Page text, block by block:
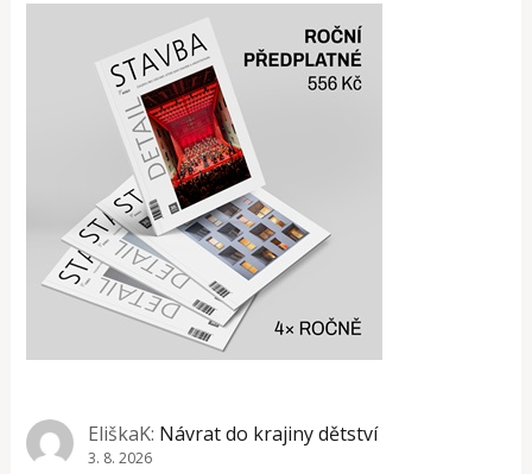
EliškaK: Návrat do krajiny dětství
3. 8. 2026